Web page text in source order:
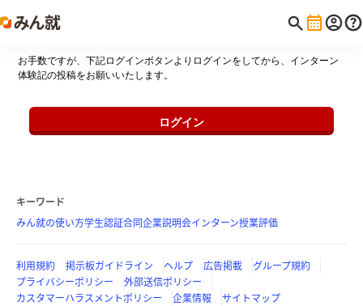
お手数ですが、下記ログインボタンよりログインをしてから、インターン
体験記の投稿をお願いいたします。
ログイン
キーワード
みん就の使い方学生認証合同企業説明会インターン授業評価
利用規約 掲示板ガイドライン ヘルプ 広告掲載
グループ規約
プライバシーポリシー
外部送信ポリシー
カスタマーハラスメントポリシー
企業情報 サイトマップ